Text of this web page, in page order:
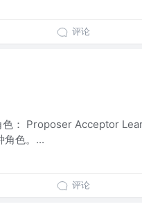
评论
： Proposer Acceptor
角色。...
评论